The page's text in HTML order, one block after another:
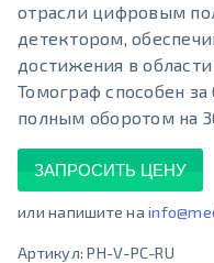
отрасли цифровым
детектором,
достижения в
Томограф способен
полным оборотом на
ЗАПРОСИТЬ ЦЕНУ
или напишите на
Артикул:PH-V-PC-RU